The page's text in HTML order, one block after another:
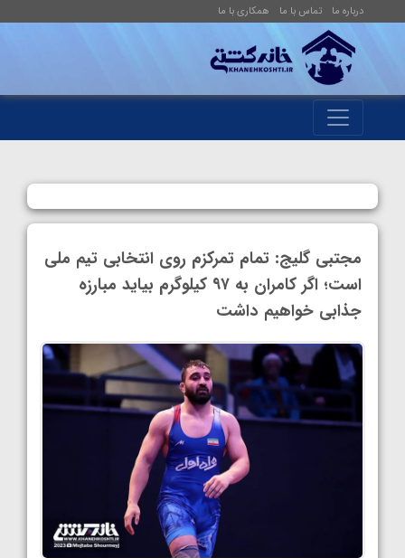
درباره ما تماس با ما همکاری با ما
مجتبی گلیج: تمام تمرکزم روی انتخابی تیم ملی
است؛ اگر کامران به ۹۷ کیلوگرم بیاید مبارزه
جذابی خواهیم داشت